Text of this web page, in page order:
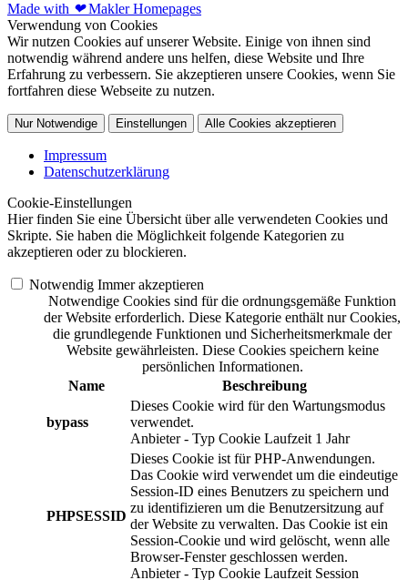
Made with ❤Makler Homepages
Verwendung von Cookies
Wir nutzen Cookies auf unserer Website. Einige von ihnen sind
notwendig während andere uns helfen, diese Website und Ihre
Erfahrung zu verbessern. Sie akzeptieren unsere Cookies, wenn Sie
fortfahren diese Webseite zu nutzen.
Nur Notwendige Einstellungen Alle Cookies akzeptieren
Impressum
Datenschutzerklärung
Cookie-Einstellungen
Hier finden Sie eine Übersicht über alle verwendeten Cookies und
Skripte. Sie haben die Möglichkeit folgende Kategorien zu
akzeptieren oder zu blockieren.
Notwendig Immer akzeptieren
Notwendige Cookies sind für die ordnungsgemäße Funktion
der Website erforderlich. Diese Kategorie enthält nur Cookies,
die grundlegende Funktionen und Sicherheitsmerkmale der
Website gewährleisten. Diese Cookies speichern keine
persönlichen Informationen.
Name
Beschreibung
bypass
Dieses Cookie wird für den Wartungsmodus
verwendet.
Anbieter - Typ Cookie Laufzeit 1 Jahr
PHPSESSID
Dieses Cookie ist für PHP-Anwendungen.
Das Cookie wird verwendet um die eindeutige
Session-ID eines Benutzers zu speichern und
zu identifizieren um die Benutzersitzung auf
der Website zu verwalten. Das Cookie ist ein
Session-Cookie und wird gelöscht, wenn alle
Browser-Fenster geschlossen werden.
Anbieter - Typ Cookie Laufzeit Session